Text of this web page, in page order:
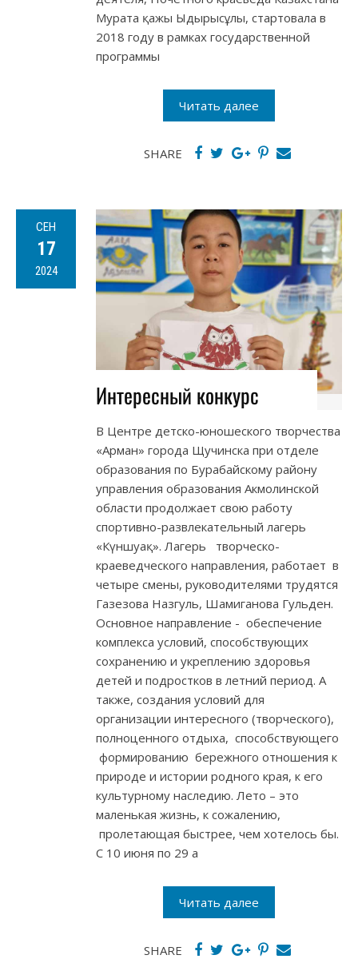
Мурата қажы Ыдырысұлы, стартовала в
2018 году в рамках государственной
программы
Читать далее
SHARE
СЕН
17
2024
Интересный конкурс
В Центре детско-юношеского творчества
«Арман» города Щучинска при отделе
образования по Бурабайскому району
управления образования Акмолинской
области продолжает свою работу
спортивно-развлекательный лагерь
«Күншуақ». Лагерь творческо-
краеведческого направления, работает в
четыре смены, руководителями трудятся
Газезова Назгуль, Шамиганова Гульден.
Основное направление - обеспечение
комплекса условий, способствующих
сохранению и укреплению здоровья
детей и подростков в летний период. А
также, создания условий для
организации интересного (творческого),
полноценного отдыха, способствующего
формированию бережного отношения к
природе и истории родного края, к его
культурному наследию. Лето – это
маленькая жизнь, к сожалению,
пролетающая быстрее, чем хотелось бы.
С 10 июня по 29 а
Читать далее
SHARE